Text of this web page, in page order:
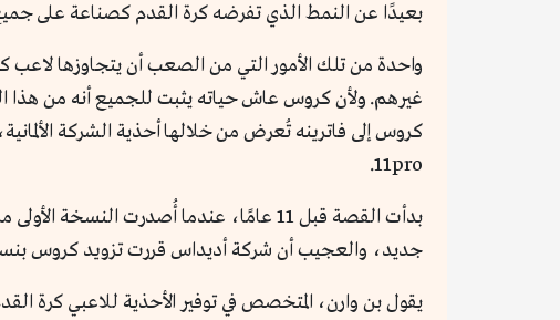
بعيدًا عن النمط الذي تفرضه كرة القدم كصناعة على
واحدة من تلك الأمور التي من الصعب أن يتجاوزها لاعب
غيرهم. ولأن كروس عاش حياته يثبت للجميع أنه من هذا
كروس إلى فاترينه تُعرض من خلالها أحذية الشركة
11pro.
بدأت القصة قبل 11 عامًا، عندما أُصدرت
جديد، والعجيب أن شركة أديداس قررت تزويد كروس
يقول بن وارن، المتخصص في توفير الأحذية للاعبي كرة